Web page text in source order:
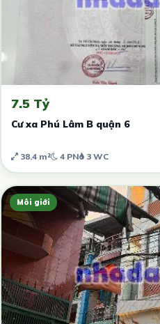
7.5 Tỷ
Cư xa Phú Lâm B quận 6
38.4 m² 4 PN 3 WC
Môi giới